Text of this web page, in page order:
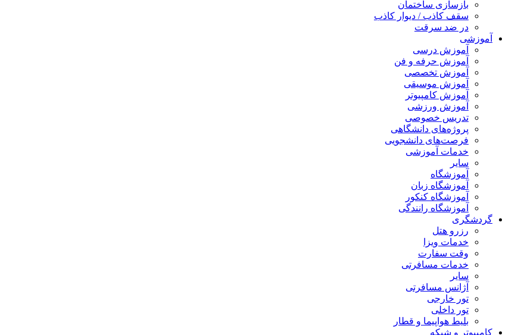
بازسازی ساختمان
سقف کاذب / دیوار کاذب
در ضد سرقت
آموزشی
آموزش درسی
آموزش حرفه و فن
آموزش تخصصی
آموزش موسیقی
آموزش کامپیوتر
آموزش ورزشی
تدریس خصوصی
پروژه‌های دانشگاهی
فرصت‌های دانشجویی
خدمات آموزشی
سایر
آموزشگاه
آموزشگاه زبان
آموزشگاه کنکور
آموزشگاه رانندگی
گردشگری
رزرو هتل
خدمات ویزا
وقت سفارت
خدمات مسافرتی
سایر
آژانس مسافرتی
تور خارجی
تور داخلی
بلیط هواپیما و قطار
کامپیوتر و شبکه